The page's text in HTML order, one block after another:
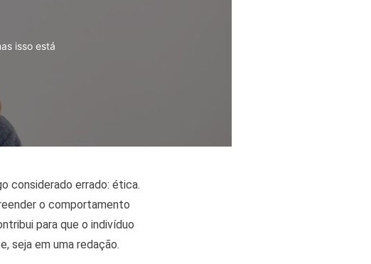
isso está
considerado errado: ética.
o comportamento
para que o indivíduo
seja em uma redação.